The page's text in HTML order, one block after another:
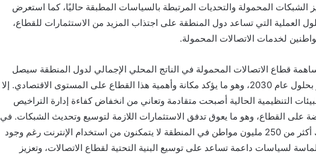
الشبكات المحمولة والتحديات المرتبطة بالسياسات المطبقة حاليًا، كما استعرض
العملية التي تساعد دول المنطقة على اجتذاب المزيد من الاستثمارات للقطاع،
لخدمات الاتصالات المحمولة.
قطاع الاتصالات المحمولة في الناتج المحلي الإجمالي لدول المنطقة سيصل
لأكثر من 200 مليار دولار بحلول عام 2030، وهو ما يؤكد مكانة وأهمية هذا القطاع على المستوى الاقتصادي. إلا
التنظيمية الحالية أصبحت متقادمة وتعاني من انخفاض كفاءة إدارة التراخيص
على القطاع، وهو ما يعوق تدفق الاستثمارات اللازمة لتوسيع وتحديث الشبكات. في
الوقت نفسه، مازال هناك أكثر من 250 مليون مواطن في المنطقة لا يتمكنون من استخدام الإنترنت رغم وجود
لسياسات داعمة تساعد على توسيع البنية التحتية لقطاع الاتصالات، وتعزيز